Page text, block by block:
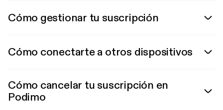
Cómo gestionar tu suscripción
Cómo conectarte a otros dispositivos
Cómo cancelar tu suscripción en
Podimo